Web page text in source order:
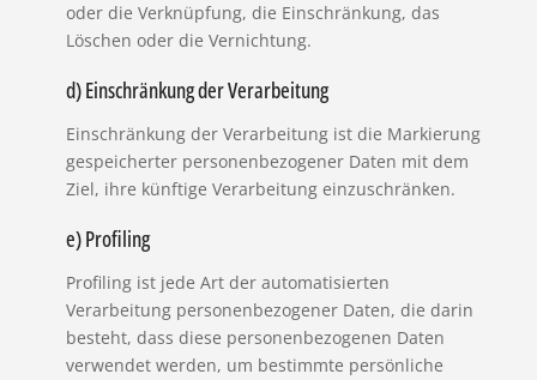
oder die Verknüpfung, die Einschränkung, das
Löschen oder die Vernichtung.
d) Einschränkung der Verarbeitung
Einschränkung der Verarbeitung ist die Markierung
gespeicherter personenbezogener Daten mit dem
Ziel, ihre künftige Verarbeitung einzuschränken.
e) Profiling
Profiling ist jede Art der automatisierten
Verarbeitung personenbezogener Daten, die darin
besteht, dass diese personenbezogenen Daten
verwendet werden, um bestimmte persönliche